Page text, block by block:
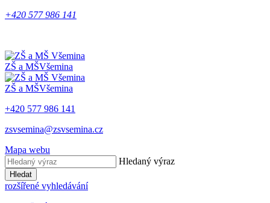
+420 577 986 141
ZŠ a MŠVšemina
ZŠ a MŠVšemina
+420 577 986 141
zsvsemina@zsvsemina.cz
Mapa webu
Hledaný výraz
Hledat
rozšířené vyhledávání